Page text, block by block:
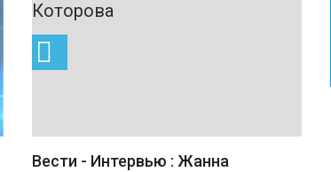
Вести - Интервью : Жанна